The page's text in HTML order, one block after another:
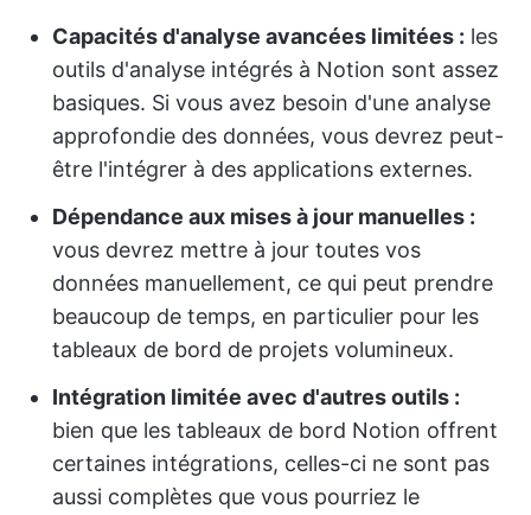
Capacités d'analyse avancées limitées : les
outils d'analyse intégrés à Notion sont assez
basiques. Si vous avez besoin d'une analyse
approfondie des données, vous devrez peut-
être l'intégrer à des applications externes.
Dépendance aux mises à jour manuelles :
vous devrez mettre à jour toutes vos
données manuellement, ce qui peut prendre
beaucoup de temps, en particulier pour les
tableaux de bord de projets volumineux.
Intégration limitée avec d'autres outils :
bien que les tableaux de bord Notion offrent
certaines intégrations, celles-ci ne sont pas
aussi complètes que vous pourriez le